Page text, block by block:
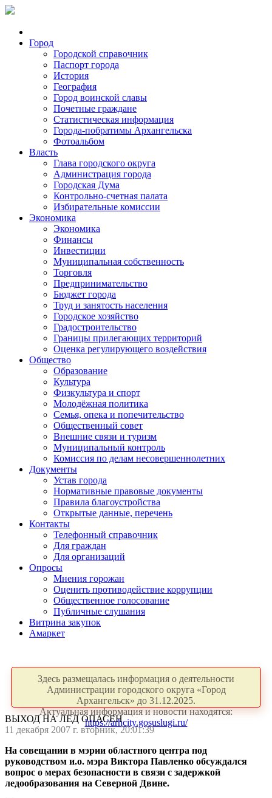
Город
Городской справочник
Паспорт города
История
География
Город воинской славы
Почетные граждане
Статистическая информация
Города-побратимы Архангельска
Фотоальбом
Власть
Глава городского округа
Администрация города
Городская Дума
Контрольно-счетная палата
Избирательные комиссии
Экономика
Экономика
Финансы
Инвестиции
Муниципальная собственность
Торговля
Предпринимательство
Бюджет города
Труд и занятость населения
Городское хозяйство
Градостроительство
Границы прилегающих территорий
Оценка регулирующего воздействия
Общество
Образование
Культура
Физкультура и спорт
Молодёжная политика
Семья, опека и попечительство
Общественный совет
Внешние связи и туризм
Муниципальный контроль
Комиссия по делам несовершеннолетних
Документы
Устав города
Нормативные правовые документы
Правила благоустройства
Открытые данные, перечень
Контакты
Телефонный справочник
Для граждан
Для организаций
Опросы
Мнения горожан
Оценить противодействие коррупции
Общественное голосование
Публичные слушания
Витрина закупок
Амаркет
Здесь размещалась информация о деятельности
Администрации городского округа «Город
Архангельск» до 31.12.2025.
Актуальная информация и новости находятся:
https://arhcity.gosuslugi.ru/
ВЫХОД НА ЛЕД ОПАСЕН
11 декабря 2007 г. вторник, 20:01:39
На совещании в мэрии областного центра под
руководством и.о. мэра Виктора Павленко обсуждался
вопрос о мерах безопасности в связи с задержкой
ледообразования на Северной Двине.